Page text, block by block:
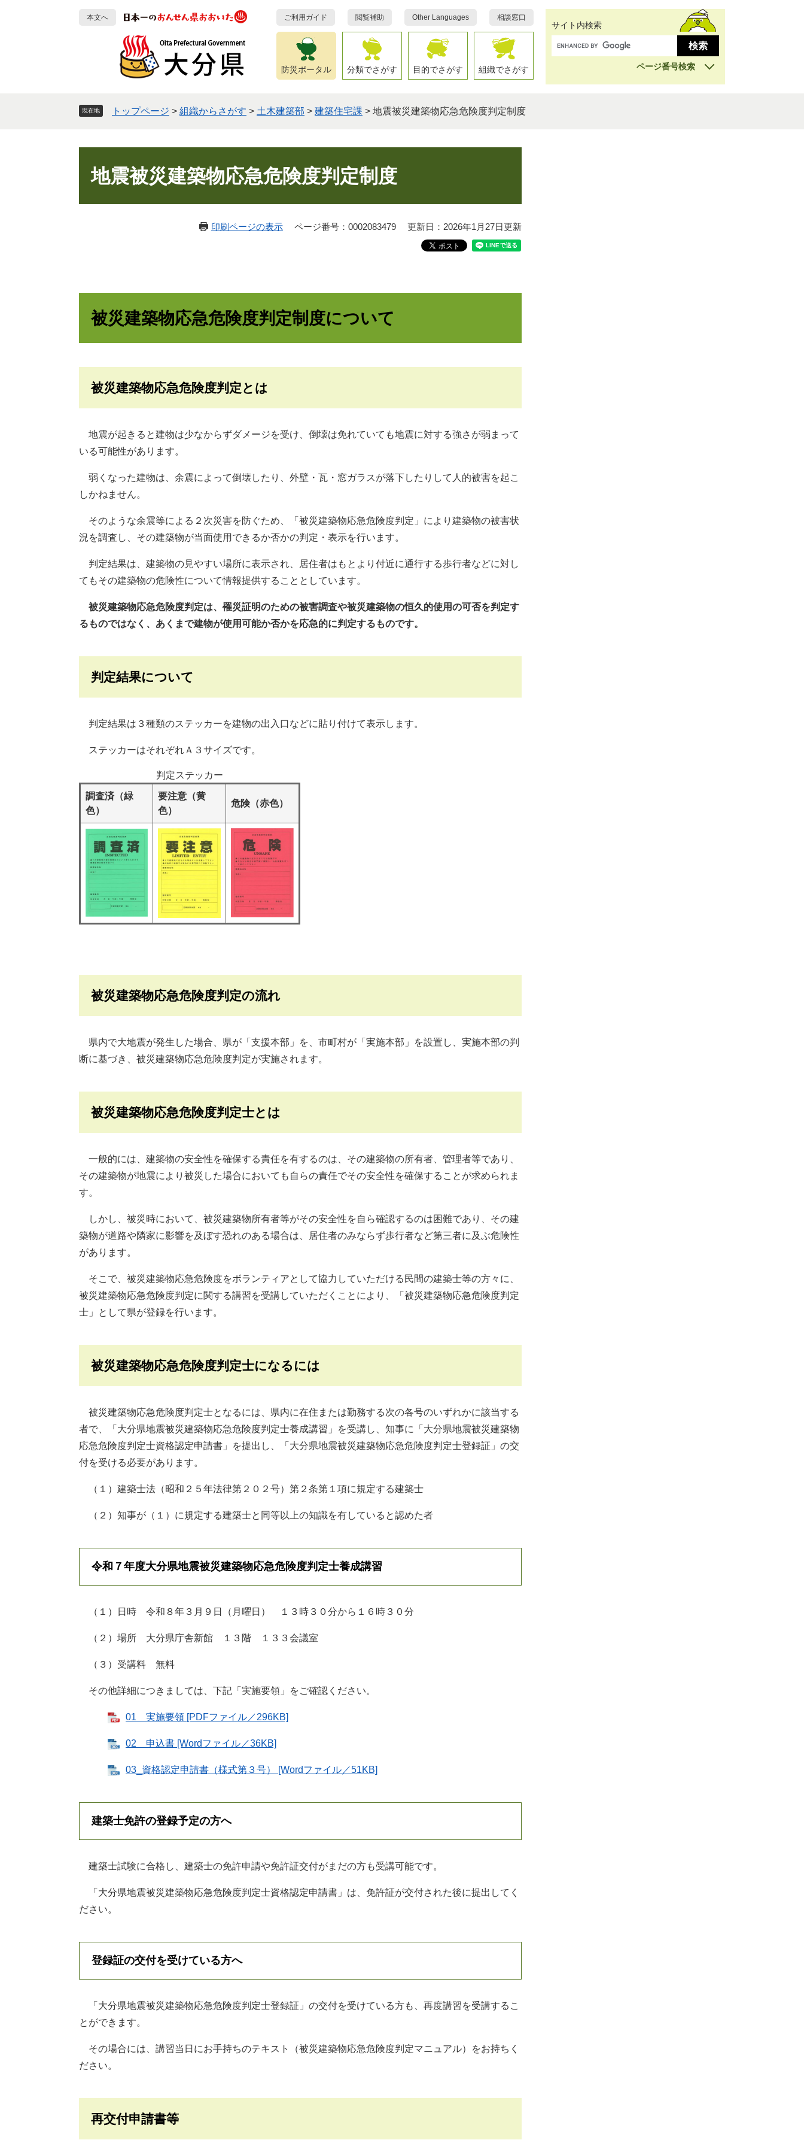
本文へ ご利用ガイド 閲覧補助 Other Languages 相談窓口
防災ポータル 分類でさがす 目的でさがす 組織でさがす
サイト内検索
ページ番号検索
現在地 トップページ > 組織からさがす > 土木建築部 > 建築住宅課 > 地震被災建築物応急危険度判定制度
地震被災建築物応急危険度判定制度
印刷ページの表示 ページ番号：0002083479 更新日：2026年1月27日更新
被災建築物応急危険度判定制度について
被災建築物応急危険度判定とは
地震が起きると建物は少なからずダメージを受け、倒壊は免れていても地震に対する強さが弱まって
いる可能性があります。
弱くなった建物は、余震によって倒壊したり、外壁・瓦・窓ガラスが落下したりして人的被害を起こ
しかねません。
そのような余震等による２次災害を防ぐため、「被災建築物応急危険度判定」により建築物の被害状
況を調査し、その建築物が当面使用できるか否かの判定・表示を行います。
判定結果は、建築物の見やすい場所に表示され、居住者はもとより付近に通行する歩行者などに対し
てもその建築物の危険性について情報提供することとしています。
被災建築物応急危険度判定は、罹災証明のための被害調査や被災建築物の恒久的使用の可否を判定す
るものではなく、あくまで建物が使用可能か否かを応急的に判定するものです。
判定結果について
判定結果は３種類のステッカーを建物の出入口などに貼り付けて表示します。
ステッカーはそれぞれＡ３サイズです。
判定ステッカー
調査済（緑
色）
要注意（黄
色）
危険（赤色）
被災建築物応急危険度判定の流れ
県内で大地震が発生した場合、県が「支援本部」を、市町村が「実施本部」を設置し、実施本部の判
断に基づき、被災建築物応急危険度判定が実施されます。
被災建築物応急危険度判定士とは
一般的には、建築物の安全性を確保する責任を有するのは、その建築物の所有者、管理者等であり、
その建築物が地震により被災した場合においても自らの責任でその安全性を確保することが求められま
す。
しかし、被災時において、被災建築物所有者等がその安全性を自ら確認するのは困難であり、その建
築物が道路や隣家に影響を及ぼす恐れのある場合は、居住者のみならず歩行者など第三者に及ぶ危険性
があります。
そこで、被災建築物応急危険度をボランティアとして協力していただける民間の建築士等の方々に、
被災建築物応急危険度判定に関する講習を受講していただくことにより、「被災建築物応急危険度判定
士」として県が登録を行います。
被災建築物応急危険度判定士になるには
被災建築物応急危険度判定士となるには、県内に在住または勤務する次の各号のいずれかに該当する
者で、「大分県地震被災建築物応急危険度判定士養成講習」を受講し、知事に「大分県地震被災建築物
応急危険度判定士資格認定申請書」を提出し、「大分県地震被災建築物応急危険度判定士登録証」の交
付を受ける必要があります。
（１）建築士法（昭和２５年法律第２０２号）第２条第１項に規定する建築士
（２）知事が（１）に規定する建築士と同等以上の知識を有していると認めた者
令和７年度大分県地震被災建築物応急危険度判定士養成講習
（１）日時 令和８年３月９日（月曜日） １３時３０分から１６時３０分
（２）場所 大分県庁舎新館 １３階 １３３会議室
（３）受講料 無料
その他詳細につきましては、下記「実施要領」をご確認ください。
01 実施要領 [PDFファイル／296KB]
02 申込書 [Wordファイル／36KB]
03_資格認定申請書（様式第３号） [Wordファイル／51KB]
建築士免許の登録予定の方へ
建築士試験に合格し、建築士の免許申請や免許証交付がまだの方も受講可能です。
「大分県地震被災建築物応急危険度判定士資格認定申請書」は、免許証が交付された後に提出してく
ださい。
登録証の交付を受けている方へ
「大分県地震被災建築物応急危険度判定士登録証」の交付を受けている方も、再度講習を受講するこ
とができます。
その場合には、講習当日にお手持ちのテキスト（被災建築物応急危険度判定マニュアル）をお持ちく
ださい。
再交付申請書等